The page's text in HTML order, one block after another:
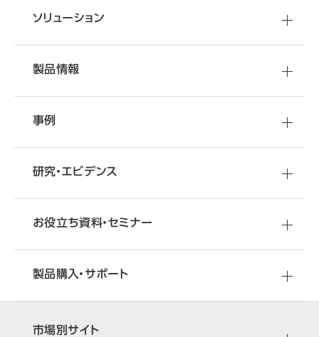
さまざまな情報をご提供しています
オフィス移転・改善のことなら
ソリューション
製品情報
事例
研究・エビデンス
お役立ち資料・セミナー
製品購入・サポート
市場別サイト